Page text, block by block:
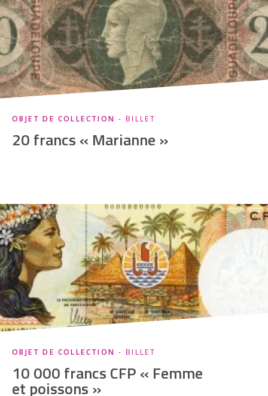
OBJET DE COLLECTION - BILLET
20 francs « Marianne »
OBJET DE COLLECTION - BILLET
10 000 francs CFP « Femme
et poissons »